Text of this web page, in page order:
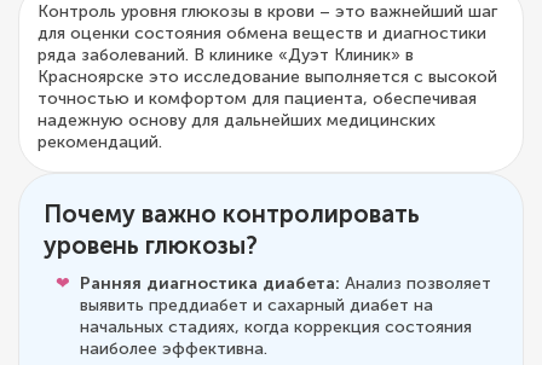
Контроль уровня глюкозы в крови – это важнейший шаг
для оценки состояния обмена веществ и диагностики
ряда заболеваний. В клинике «Дуэт Клиник» в
Красноярске это исследование выполняется с высокой
точностью и комфортом для пациента, обеспечивая
надежную основу для дальнейших медицинских
рекомендаций.
Почему важно контролировать
уровень глюкозы?
Ранняя диагностика диабета: Анализ позволяет
выявить преддиабет и сахарный диабет на
начальных стадиях, когда коррекция состояния
наиболее эффективна.